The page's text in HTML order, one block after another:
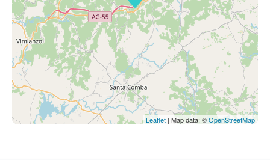
Leaflet | Map data: ©OpenStreetMap